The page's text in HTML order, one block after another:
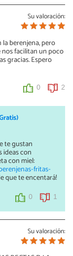
Su valoración:
berenjena, pero
nos facilitan un poco
gracias. Espero
0 2
te gustan
ideas con
con miel:
fritas-
que te encentará!
0 1
Su valoración: